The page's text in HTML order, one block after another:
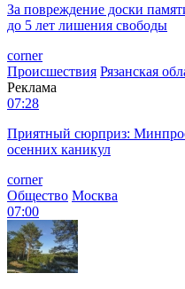
За повреждение доски
до 5 лет лишения свободы
corner
Происшествия Рязанская
Реклама
07:28
Приятный сюрприз:
осенних каникул
corner
Общество Москва
07:00